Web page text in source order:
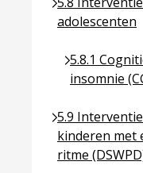
adolescenten
5.8.1
insomnie
Ga naar
5.9
kinderen met
ritme
Ga naar